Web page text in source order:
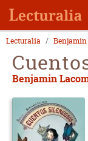
Lecturalia Benjamin
Benjamin